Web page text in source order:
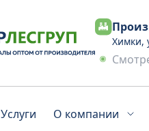
Химки,
Услуги О компании